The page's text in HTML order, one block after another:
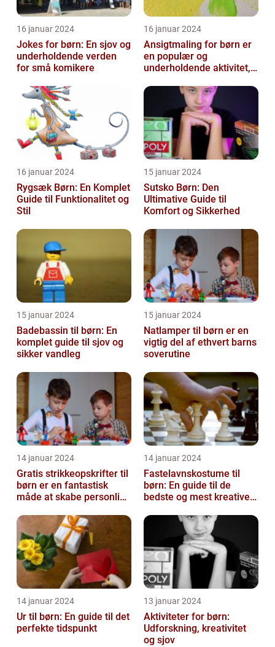
16 januar 2024
Jokes for børn: En sjov og
underholdende verden
for små komikere
16 januar 2024
Ansigtmaling for børn er
en populær og
underholdende aktivitet,
kreativitet, fantasi ...
16 januar 2024
Rygsæk Børn: En Komplet
Guide til Funktionalitet og
Stil
15 januar 2024
Sutsko Børn: Den
Ultimative Guide til
Komfort og Sikkerhed
15 januar 2024
Badebassin til børn: En
komplet guide til sjov og
sikker vandleg
15 januar 2024
Natlamper til børn er en
vigtig del af ethvert barns
soverutine
14 januar 2024
Gratis strikkeopskrifter til
børn er en fantastisk
måde at skabe personlige
beklædningsgen...
14 januar 2024
Fastelavnskostume til
børn: En guide til de
bedste og mest kreative
14 januar 2024
Ur til børn: En guide til det
perfekte tidspunkt
13 januar 2024
Aktiviteter for børn:
Udforskning, kreativitet
og sjov